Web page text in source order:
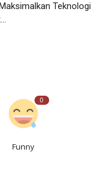
Teknologi
0
Funny